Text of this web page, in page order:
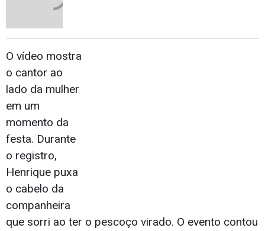
O vídeo mostra
o cantor ao
lado da mulher
em um
momento da
festa. Durante
o registro,
Henrique puxa
o cabelo da
companheira
que sorri ao ter o pescoço virado. O evento contou